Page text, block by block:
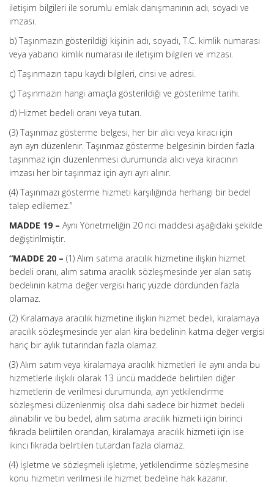
iletişim bilgileri ile sorumlu emlak danışmanının adı, soyadı ve
imzası.
b) Taşınmazın gösterildiği kişinin adı, soyadı, T.C. kimlik numarası
veya yabancı kimlik numarası ile iletişim bilgileri ve imzası.
c) Taşınmazın tapu kaydı bilgileri, cinsi ve adresi.
ç) Taşınmazın hangi amaçla gösterildiği ve gösterilme tarihi.
d) Hizmet bedeli oranı veya tutarı.
(3) Taşınmaz gösterme belgesi, her bir alıcı veya kiracı için
ayrı ayrı düzenlenir. Taşınmaz gösterme belgesinin birden fazla
taşınmaz için düzenlenmesi durumunda alıcı veya kiracının
imzası her bir taşınmaz için ayrı ayrı alınır.
(4) Taşınmazı gösterme hizmeti karşılığında herhangi bir bedel
talep edilemez.”
MADDE 19 – Aynı Yönetmeliğin 20 nci maddesi aşağıdaki şekilde
değiştirilmiştir.
“MADDE 20 – (1) Alım satıma aracılık hizmetine ilişkin hizmet
bedeli oranı, alım satıma aracılık sözleşmesinde yer alan satış
bedelinin katma değer vergisi hariç yüzde dördünden fazla
olamaz.
(2) Kiralamaya aracılık hizmetine ilişkin hizmet bedeli, kiralamaya
aracılık sözleşmesinde yer alan kira bedelinin katma değer vergisi
hariç bir aylık tutarından fazla olamaz.
(3) Alım satım veya kiralamaya aracılık hizmetleri ile aynı anda bu
hizmetlerle ilişkili olarak 13 üncü maddede belirtilen diğer
hizmetlerin de verilmesi durumunda, ayrı yetkilendirme
sözleşmesi düzenlenmiş olsa dahi sadece bir hizmet bedeli
alınabilir ve bu bedel, alım satıma aracılık hizmeti için birinci
fıkrada belirtilen orandan, kiralamaya aracılık hizmeti için ise
ikinci fıkrada belirtilen tutardan fazla olamaz.
(4) İşletme ve sözleşmeli işletme, yetkilendirme sözleşmesine
konu hizmetin verilmesi ile hizmet bedeline hak kazanır.